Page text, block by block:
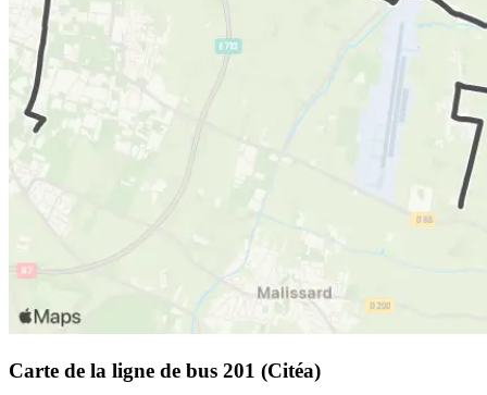
Carte de la ligne de bus 201 (Citéa)